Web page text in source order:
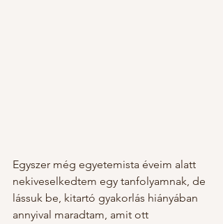
Egyszer még egyetemista éveim alatt
nekiveselkedtem egy tanfolyamnak, de
lássuk be, kitartó gyakorlás hiányában
annyival maradtam, amit ott